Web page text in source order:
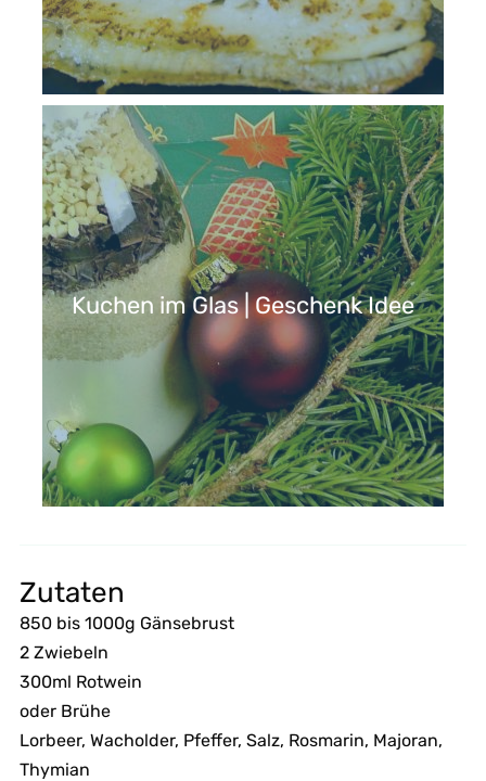
Kuchen im Glas | Geschenk Idee
Zutaten
850 bis 1000g Gänsebrust
2 Zwiebeln
300ml Rotwein
oder Brühe
Lorbeer, Wacholder, Pfeffer, Salz, Rosmarin, Majoran,
Thymian